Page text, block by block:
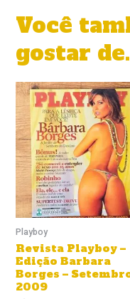
Você
gostar
Playboy
Revista Playboy –
Edição Barbara
Borges –
2009